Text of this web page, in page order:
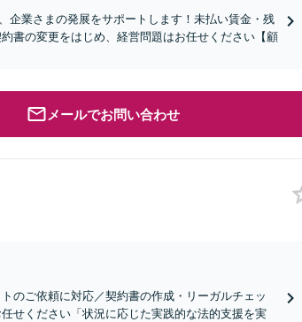
企業さまの発展をサポートします！未払い賃金・残
書の変更をはじめ、経営問題はお任せください【顧
メールでお問い合わせ
のご依頼に対応／契約書の作成・リーガルチェッ
せください「状況に応じた実践的な法的支援を実